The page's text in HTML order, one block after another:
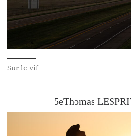
Sur le vif
5eThomas